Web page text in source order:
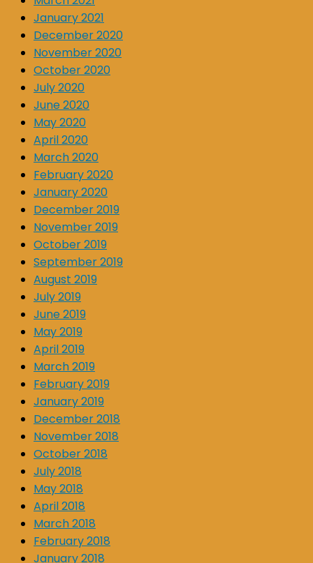
January 2021
December 2020
November 2020
October 2020
July 2020
June 2020
May 2020
April 2020
March 2020
February 2020
January 2020
December 2019
November 2019
October 2019
September 2019
August 2019
July 2019
June 2019
May 2019
April 2019
March 2019
February 2019
January 2019
December 2018
November 2018
October 2018
July 2018
May 2018
April 2018
March 2018
February 2018
January 2018